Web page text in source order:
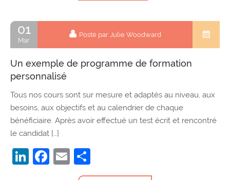
01
Mar
Posté par Julie Woodward
Un exemple de programme de formation
personnalisé
Tous nos cours sont sur mesure et adaptés au niveau, aux
besoins, aux objectifs et au calendrier de chaque
bénéficiaire. Après avoir effectué un test écrit et rencontré
le candidat […]
LinkedIn
Facebook
Email